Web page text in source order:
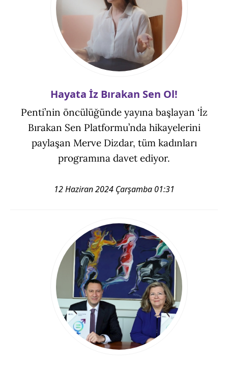
Hayata İz Bırakan Sen Ol!
Penti’nin öncülüğünde yayına başlayan ‘İz
Bırakan Sen Platformu’nda hikayelerini
paylaşan Merve Dizdar, tüm kadınları
programına davet ediyor.
12 Haziran 2024 Çarşamba 01:31